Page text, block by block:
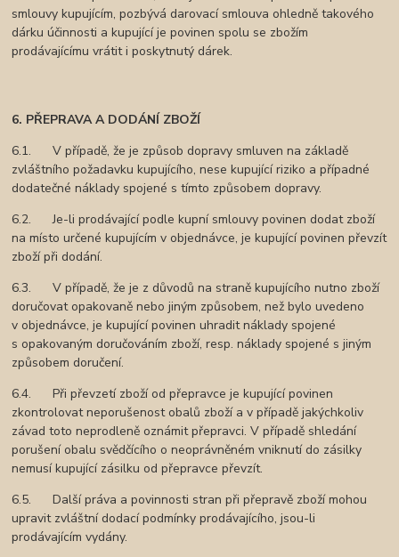
smlouvy kupujícím, pozbývá darovací smlouva ohledně takového
dárku účinnosti a kupující je povinen spolu se zbožím
prodávajícímu vrátit i poskytnutý dárek.
6. PŘEPRAVA A DODÁNÍ ZBOŽÍ
6.1. V případě, že je způsob dopravy smluven na základě
zvláštního požadavku kupujícího, nese kupující riziko a případné
dodatečné náklady spojené s tímto způsobem dopravy.
6.2. Je-li prodávající podle kupní smlouvy povinen dodat zboží
na místo určené kupujícím v objednávce, je kupující povinen převzít
zboží při dodání.
6.3. V případě, že je z důvodů na straně kupujícího nutno zboží
doručovat opakovaně nebo jiným způsobem, než bylo uvedeno
v objednávce, je kupující povinen uhradit náklady spojené
s opakovaným doručováním zboží, resp. náklady spojené s jiným
způsobem doručení.
6.4. Při převzetí zboží od přepravce je kupující povinen
zkontrolovat neporušenost obalů zboží a v případě jakýchkoliv
závad toto neprodleně oznámit přepravci. V případě shledání
porušení obalu svědčícího o neoprávněném vniknutí do zásilky
nemusí kupující zásilku od přepravce převzít.
6.5. Další práva a povinnosti stran při přepravě zboží mohou
upravit zvláštní dodací podmínky prodávajícího, jsou-li
prodávajícím vydány.